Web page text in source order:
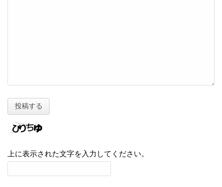
上に表示された文字を入力してください。